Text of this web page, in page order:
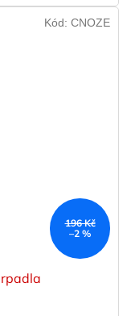
196 Kč
–2 %
Kód: CNOZE